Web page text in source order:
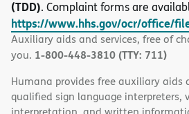
(TDD). Complaint forms are
https://www.hhs.gov/ocr/office/
Auxiliary aids and services, free of
you. 1-800-448-3810 (TTY: 711)
Humana provides free auxiliary aids
qualified sign language interpreters,